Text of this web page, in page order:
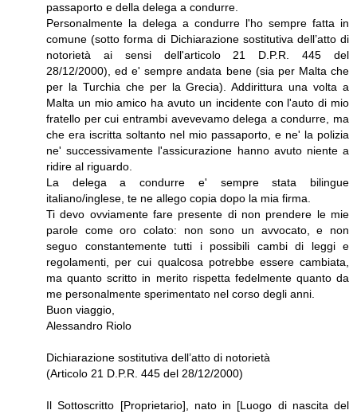
passaporto e della delega a condurre.
Personalmente la delega a condurre l'ho sempre fatta in
comune (sotto forma di Dichiarazione sostitutiva dell’atto di
notorietà ai sensi dell'articolo 21 D.P.R. 445 del
28/12/2000), ed e' sempre andata bene (sia per Malta che
per la Turchia che per la Grecia). Addirittura una volta a
Malta un mio amico ha avuto un incidente con l'auto di mio
fratello per cui entrambi avevevamo delega a condurre, ma
che era iscritta soltanto nel mio passaporto, e ne' la polizia
ne' successivamente l'assicurazione hanno avuto niente a
ridire al riguardo.
La delega a condurre e' sempre stata bilingue
italiano/inglese, te ne allego copia dopo la mia firma.
Ti devo ovviamente fare presente di non prendere le mie
parole come oro colato: non sono un avvocato, e non
seguo constantemente tutti i possibili cambi di leggi e
regolamenti, per cui qualcosa potrebbe essere cambiata,
ma quanto scritto in merito rispetta fedelmente quanto da
me personalmente sperimentato nel corso degli anni.
Buon viaggio,
Alessandro Riolo
Dichiarazione sostitutiva dell’atto di notorietà
(Articolo 21 D.P.R. 445 del 28/12/2000)
Il Sottoscritto [Proprietario], nato in [Luogo di nascita del